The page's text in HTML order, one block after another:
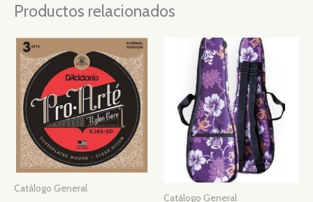
Productos relacionados
Catálogo General
Catálogo General